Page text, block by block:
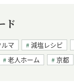
ド
ルマ 減塩レシピ
老人ホーム 京都